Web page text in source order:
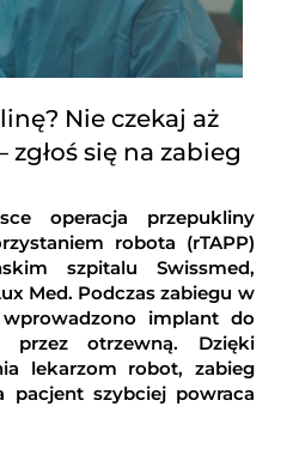
Nie czekaj aż
zgłoś się na zabieg
operacja przepukliny
robota (rTAPP)
szpitalu Swissmed,
Med. Podczas zabiegu w
implant do
otrzewną. Dzięki
lekarzom robot, zabieg
pacjent szybciej powraca